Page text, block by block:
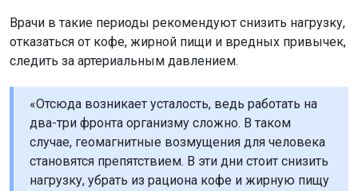
Врачи в такие периоды рекомендуют снизить нагрузку,
отказаться от кофе, жирной пищи и вредных привычек,
следить за артериальным давлением.
«Отсюда возникает усталость, ведь работать на
два-три фронта организму сложно. В таком
случае, геомагнитные возмущения для человека
становятся препятствием. В эти дни стоит снизить
нагрузку, убрать из рациона кофе и жирную пищу